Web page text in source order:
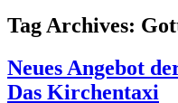
Tag Archives:
Neues Angebot
Das Kirchentaxi